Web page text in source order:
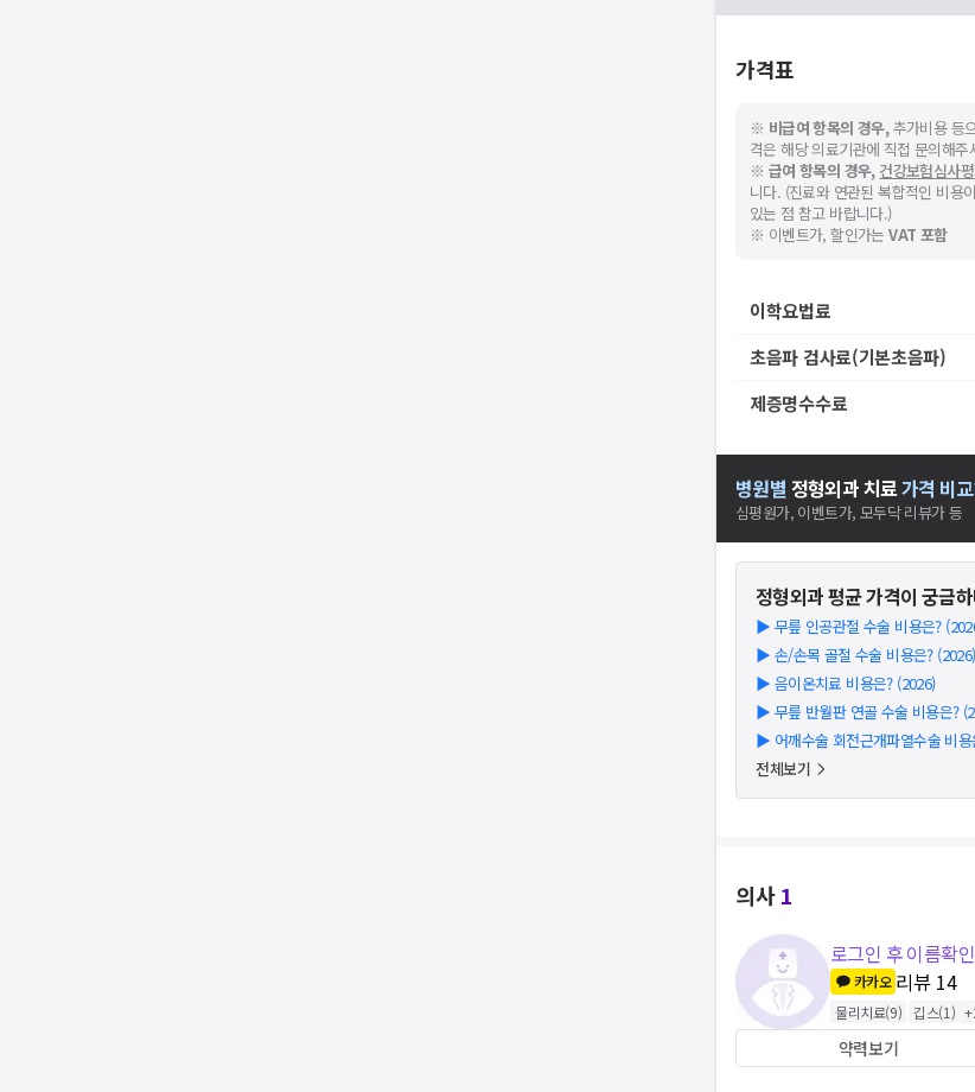
가격표
※ 비급여 항목의 경우,추가비용 등
격은 해당 의료기관에 직접 문의해주
※ 급여 항목의 경우, 건강보험심사
니다. (진료와 연관된 복합적인 비용
있는 점 참고 바랍니다.)
※ 이벤트가, 할인가는VAT 포함
이학요법료
초음파 검사료(기본초음파)
제증명수수료
병원별 정형외과치료가격 비
심평원가, 이벤트가, 모두닥 리뷰가 등
정형외과평균 가격이 궁금
▶ 무릎 인공관절 수술 비용은?
▶ 손/손목 골절 수술 비용은? (2026)
▶ 음이온치료 비용은? (2026)
▶ 무릎 반월판 연골 수술 비용은?
▶ 어깨수술 회전근개파열수술 비
전체보기
의사1
로그인 후 이름확인
카카오 리뷰 14
물리치료(9) 깁스(1) +
약력보기